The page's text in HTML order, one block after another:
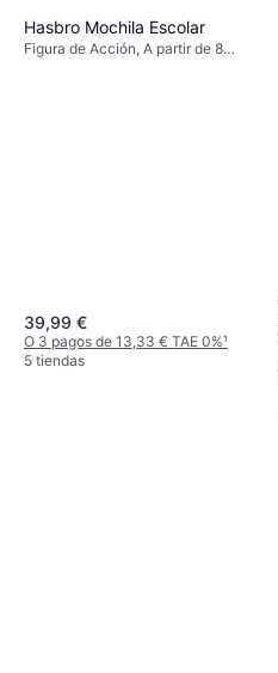
Hasbro Mochila Escolar
Figura de Acción, A partir de 8
39,99 €
O 3 pagos de 13,33 € TAE 0%¹
5 tiendas